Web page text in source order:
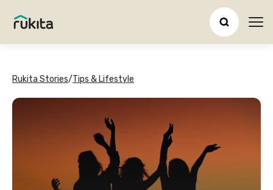
Rukita Stories/Tips & Lifestyle